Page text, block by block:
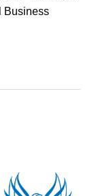
Business